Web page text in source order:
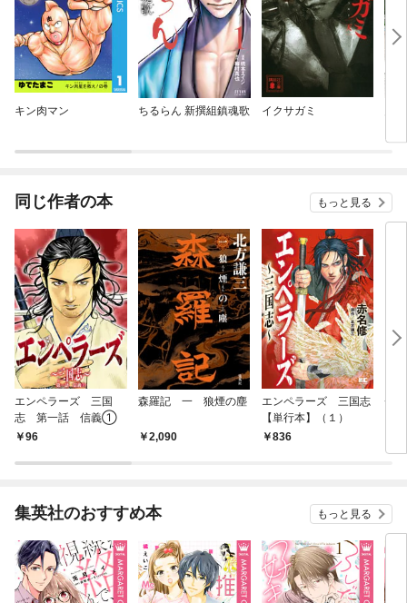
キン肉マン ちるらん 新撰組鎮魂歌 イクサガミ
同じ作者の本 もっと見る
エンペラーズ 三国
志 第一話 信義①
96
森羅記 一 狼煙の塵
2,090
エンペラーズ 三国志
【単行本】（１）
836
チ
集英社のおすすめ本 もっと見る